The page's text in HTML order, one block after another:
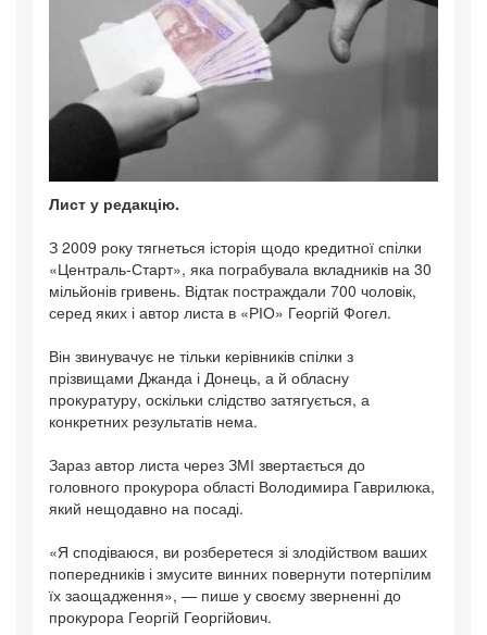
Лист у редакцію.
З 2009 року тягнеться історія щодо кредитної спілки
«Централь-Старт», яка пограбувала вкладників на 30
мільйонів гривень. Відтак постраждали 700 чоловік,
серед яких і автор листа в «РІО» Георгій Фогел.
Він звинувачує не тільки керівників спілки з
прізвищами Джанда і Донець, а й обласну
прокуратуру, оскільки слідство затягується, а
конкретних результатів нема.
Зараз автор листа через ЗМІ звертається до
головного прокурора області Володимира Гаврилюка,
який нещодавно на посаді.
«Я сподіваюся, ви розберетеся зі злодійством ваших
попередників і змусите винних повернути потерпілим
їх заощадження», — пише у своєму зверненні до
прокурора Георгій Георгійович.